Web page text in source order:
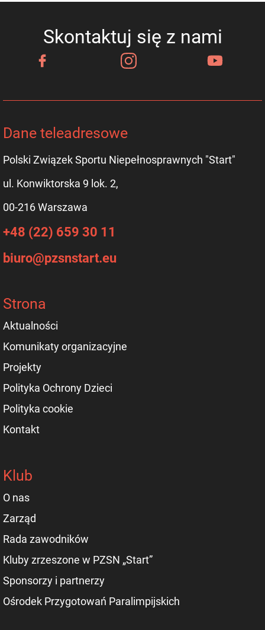
Skontaktuj się z nami
Dane teleadresowe
Polski Związek Sportu Niepełnosprawnych "Start"
ul. Konwiktorska 9 lok. 2,
00-216 Warszawa
+48 (22) 659 30 11
biuro@pzsnstart.eu
Strona
Aktualności
Komunikaty organizacyjne
Projekty
Polityka Ochrony Dzieci
Polityka cookie
Kontakt
Klub
O nas
Zarząd
Rada zawodników
Kluby zrzeszone w PZSN „Start”
Sponsorzy i partnerzy
Ośrodek Przygotowań Paralimpijskich